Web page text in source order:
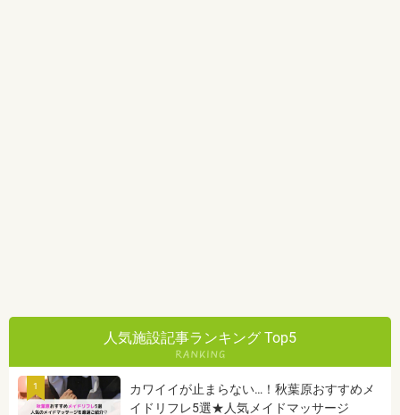
人気施設記事ランキング Top5
1
カワイイが止まらない…！秋葉原おすすめメ
イドリフレ5選★人気メイドマッサージ